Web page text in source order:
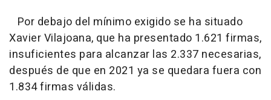
Por debajo del mínimo exigido se ha situado
Xavier Vilajoana, que ha presentado 1.621 firmas,
insuficientes para alcanzar las 2.337 necesarias,
después de que en 2021 ya se quedara fuera con
1.834 firmas válidas.